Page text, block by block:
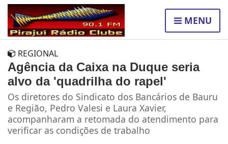
MENU
REGIONAL
Agência da Caixa na Duque seria
alvo da 'quadrilha do rapel'
Os diretores do Sindicato dos Bancários de Bauru
e Região, Pedro Valesi e Laura Xavier,
acompanharam a retomada do atendimento para
verificar as condições de trabalho